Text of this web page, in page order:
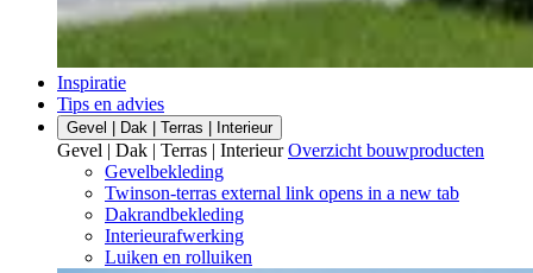
Inspiratie
Tips en advies
Gevel | Dak | Terras | Interieur
Gevel | Dak | Terras | Interieur Overzicht bouwproducten
Gevelbekleding
Twinson-terras external link opens in a new tab
Dakrandbekleding
Interieurafwerking
Luiken en rolluiken